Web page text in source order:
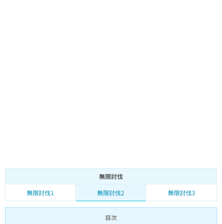
無限討伐
無限討伐1
無限討伐2 無限討伐3
目次